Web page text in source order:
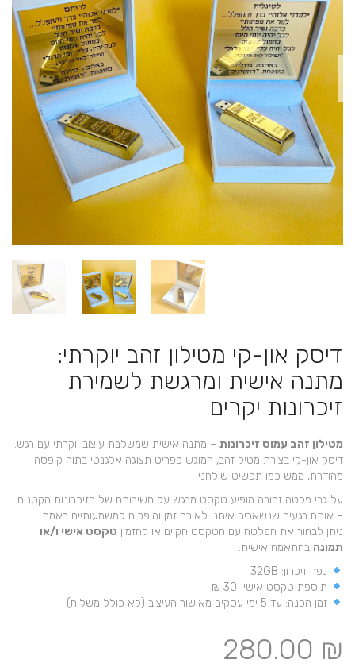
דיסק און-קי מטילון זהב יוקרתי:
מתנה אישית ומרגשת לשמירת
זיכרונות יקרים
מטילון זהב עמוס זיכרונות – מתנה אישית שמשלבת עיצוב יוקרתי עם רגש.
דיסק און-קי בצורת מטיל זהב, המוגש כפריט תצוגה אלגנטי בתוך קופסה
מהודרת, ממש כמו תכשיט שולחני.
על גבי פלטה זהובה מופיע טקסט מרגש על חשיבותם של הזיכרונות הקטנים
– אותם רגעים שנשארים איתנו לאורך זמן והופכים למשמעותיים באמת.
ניתן לבחור את הפלטה עם הטקסט הקיים או להזמין טקסט אישי ו/או
תמונה בהתאמה אישית.
נפח זיכרון: 32GB
תוספת טקסט אישי 30 ₪
זמן הכנה: עד 5 ימי עסקים מאישור העיצוב (לא כולל משלוח)
280.00 ₪